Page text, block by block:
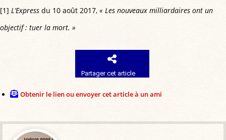
[1] L’Express du 10 août 2017, « Les nouveaux milliardaires ont un
objectif : tuer la mort. »
Partager cet article
Obtenir le lien ou envoyer cet article à un ami